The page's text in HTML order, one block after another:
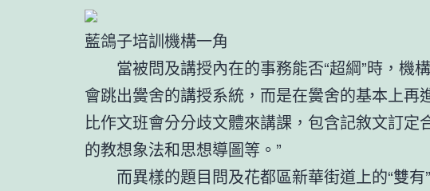
藍鴿子培訓機構一角
當被問及講授內在的事務能否“超綱”時，機
會跳出黌舍的講授系統，而是在黌舍的基本上再
比作文班會分分歧文體來講課，包含記敘文訂定
的教想象法和思想導圖等。”
而異樣的題目問及花都區新華街道上的“雙有